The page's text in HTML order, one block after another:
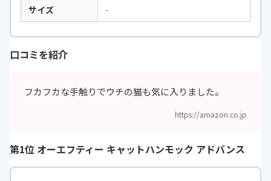
サイズ
-
口コミを紹介
フカフカな手触りでウチの猫も気に入りました。
https://amazon.co.jp
第1位 オーエフティー キャットハンモック アドバンス